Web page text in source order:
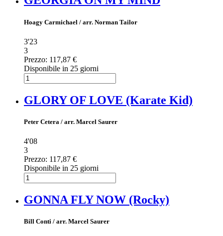
Hoagy Carmichael / arr. Norman Tailor
3'23
3
Prezzo: 117,87 €
Disponibile in 25 giorni
GLORY OF LOVE (Karate Kid)
Peter Cetera / arr. Marcel Saurer
4'08
3
Prezzo: 117,87 €
Disponibile in 25 giorni
GONNA FLY NOW (Rocky)
Bill Conti / arr. Marcel Saurer